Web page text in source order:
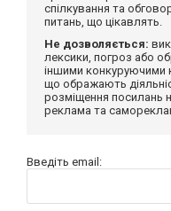
спілкування та
питань, що цікавлять.
Не дозволяється:
лексики, погроз або
іншими конкуруючими
що ображають
розміщення посилань
реклама та
Введіть email: